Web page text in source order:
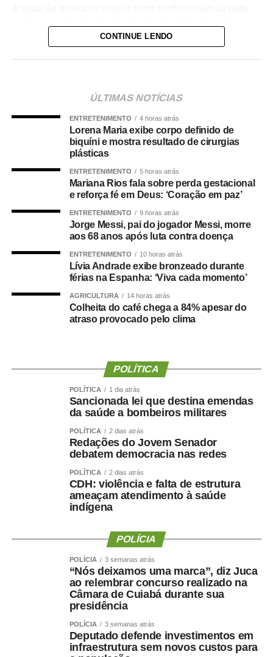
denunciantes, a gestão costumava negar pedidos de
e prática da administração municipal. Durante a
inauguração da Unidade de Saúde da Família (USF) do
bairro Pedregal, o prefeito teria afirmado que não
autorizaria férias sem a devida substituição de
profissionais, o que reforçou a percepção de tratamento
desigual dentro da pasta.
Danielle Carmona é servidora efetiva do município e atua
como enfermeira de carreira. Conforme os relatos, ela
teria se beneficiado de decisões administrativas tomadas
enquanto ainda ocupava o cargo de secretária.
Prefeitura nega irregularidades
Em nota, a Prefeitura de Cuiabá afirmou que não há
Segundo o município, Danielle Carmona possui todos os
direitos garantidos por lei, incluindo férias e benefícios
como o prêmio saúde, desde que atendidos os critérios
estabelecidos.
A gestão também informou que a lotação em gabinete é
um ato administrativo regular, especialmente em períodos
foi previamente alinhada com a atual direção da
concessão ocorreu dentro da normalidade administrativa
e já havia sido informada anteriormente, não havendo
qualquer excepcionalidade.
CONTINUE LENDO
ÚLTIMAS NOTÍCIAS
ENTRETENIMENTO 4 horas atrás
Lorena Maria exibe corpo definido de
biquíni e mostra resultado de cirurgias
plásticas
ENTRETENIMENTO 5 horas atrás
Mariana Rios fala sobre perda gestacional
e reforça fé em Deus: ‘Coração em paz’
ENTRETENIMENTO 9 horas atrás
Jorge Messi, pai do jogador Messi, morre
aos 68 anos após luta contra doença
ENTRETENIMENTO 10 horas atrás
Lívia Andrade exibe bronzeado durante
férias na Espanha: ‘Viva cada momento’
AGRICULTURA 14 horas atrás
Colheita do café chega a 84% apesar do
atraso provocado pelo clima
POLÍTICA
POLÍTICA 1 dia atrás
Sancionada lei que destina emendas
da saúde a bombeiros militares
POLÍTICA 2 dias atrás
Redações do Jovem Senador
debatem democracia nas redes
POLÍTICA 2 dias atrás
CDH: violência e falta de estrutura
ameaçam atendimento à saúde
indígena
POLÍCIA
POLÍCIA 3 semanas atrás
“Nós deixamos uma marca”, diz Juca
ao relembrar concurso realizado na
Câmara de Cuiabá durante sua
presidência
POLÍCIA 3 semanas atrás
Deputado defende investimentos em
infraestrutura sem novos custos para